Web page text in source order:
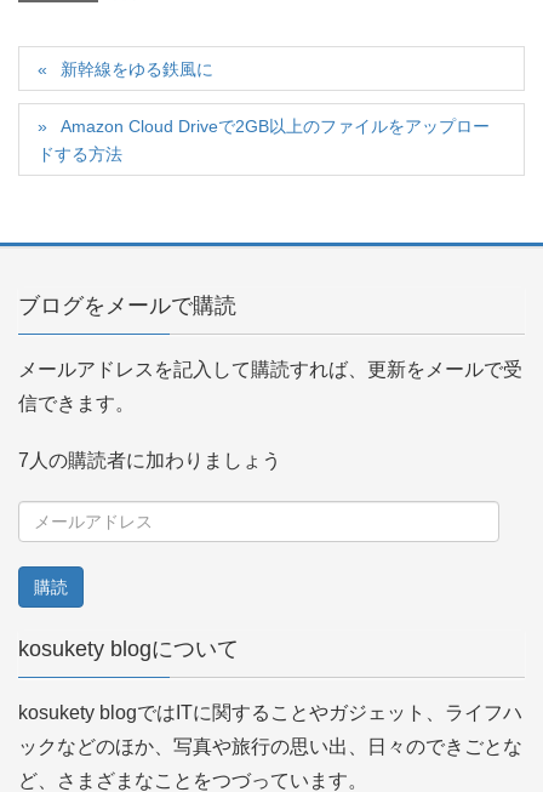
新幹線をゆる鉄風に
Amazon Cloud Driveで2GB以上のファイルをアップロー
ドする方法
ブログをメールで購読
メールアドレスを記入して購読すれば、更新をメールで受
信できます。
7人の購読者に加わりましょう
ル
ド
ス
kosukety blogについて
kosukety blogではITに関することやガジェット、ライフハ
ックなどのほか、写真や旅行の思い出、日々のできごとな
ど、さまざまなことをつづっています。